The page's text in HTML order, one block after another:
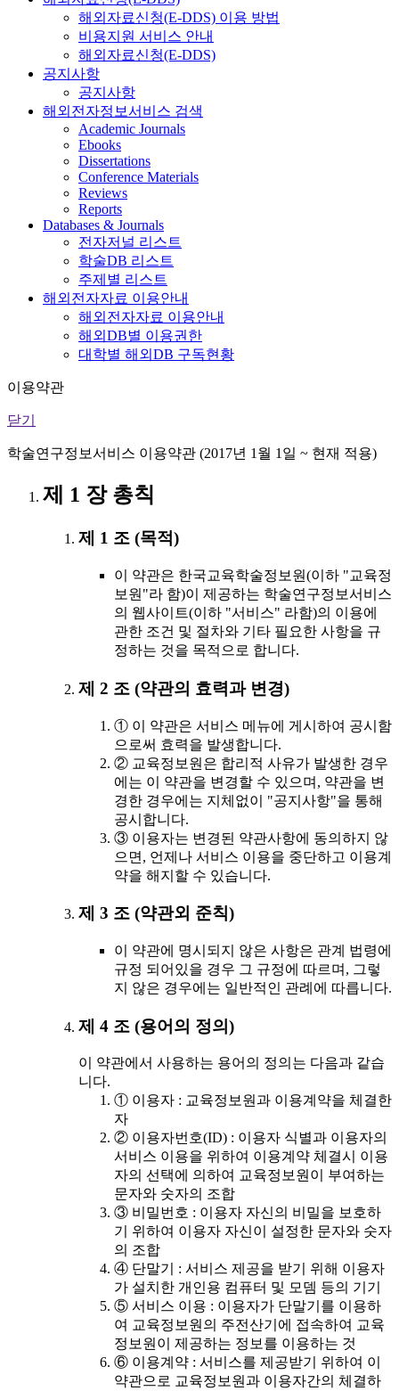
해외자료신청(E-DDS) 이용 방법
비용지원 서비스 안내
해외자료신청(E-DDS)
공지사항
공지사항
해외전자정보서비스 검색
Academic Journals
Ebooks
Dissertations
Conference Materials
Reviews
Reports
Databases & Journals
전자저널 리스트
학술DB 리스트
주제별 리스트
해외전자자료 이용안내
해외전자자료 이용안내
해외DB별 이용권한
대학별 해외DB 구독현황
이용약관
닫기
학술연구정보서비스 이용약관 (2017년 1월 1일 ~ 현재 적용)
제 1 장 총칙
제 1 조 (목적)
이 약관은 한국교육학술정보원(이하 "교육정
보원"라 함)이 제공하는 학술연구정보서비스
의 웹사이트(이하 "서비스" 라함)의 이용에
관한 조건 및 절차와 기타 필요한 사항을 규
정하는 것을 목적으로 합니다.
제 2 조 (약관의 효력과 변경)
① 이 약관은 서비스 메뉴에 게시하여 공시함
으로써 효력을 발생합니다.
② 교육정보원은 합리적 사유가 발생한 경우
에는 이 약관을 변경할 수 있으며, 약관을 변
경한 경우에는 지체없이 "공지사항"을 통해
공시합니다.
③ 이용자는 변경된 약관사항에 동의하지 않
으면, 언제나 서비스 이용을 중단하고 이용계
약을 해지할 수 있습니다.
제 3 조 (약관외 준칙)
이 약관에 명시되지 않은 사항은 관계 법령에
규정 되어있을 경우 그 규정에 따르며, 그렇
지 않은 경우에는 일반적인 관례에 따릅니다.
제 4 조 (용어의 정의)
이 약관에서 사용하는 용어의 정의는 다음과 같습
니다.
① 이용자 : 교육정보원과 이용계약을 체결한
자
② 이용자번호(ID) : 이용자 식별과 이용자의
서비스 이용을 위하여 이용계약 체결시 이용
자의 선택에 의하여 교육정보원이 부여하는
문자와 숫자의 조합
③ 비밀번호 : 이용자 자신의 비밀을 보호하
기 위하여 이용자 자신이 설정한 문자와 숫자
의 조합
④ 단말기 : 서비스 제공을 받기 위해 이용자
가 설치한 개인용 컴퓨터 및 모뎀 등의 기기
⑤ 서비스 이용 : 이용자가 단말기를 이용하
여 교육정보원의 주전산기에 접속하여 교육
정보원이 제공하는 정보를 이용하는 것
⑥ 이용계약 : 서비스를 제공받기 위하여 이
약관으로 교육정보원과 이용자간의 체결하